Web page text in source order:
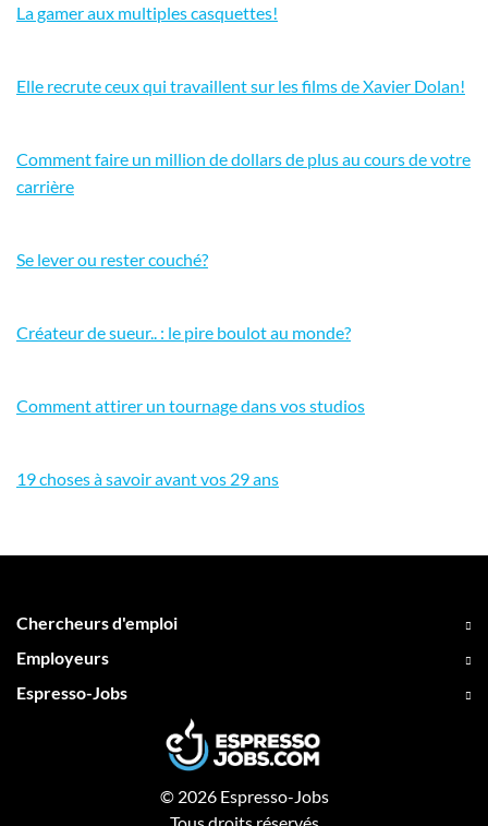
La gamer aux multiples casquettes!
Elle recrute ceux qui travaillent sur les films de Xavier Dolan!
Comment faire un million de dollars de plus au cours de votre
carrière
Se lever ou rester couché?
Créateur de sueur.. : le pire boulot au monde?
Comment attirer un tournage dans vos studios
19 choses à savoir avant vos 29 ans
Chercheurs d'emploi
Employeurs
Espresso-Jobs
© 2026 Espresso-Jobs